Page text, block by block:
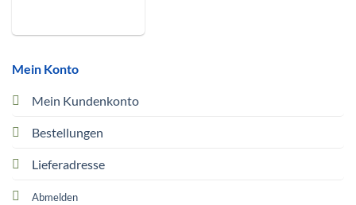
Mein Konto
Mein Kundenkonto
Bestellungen
Lieferadresse
Abmelden